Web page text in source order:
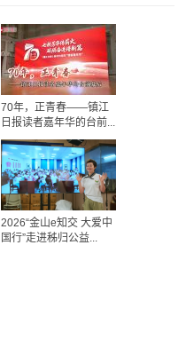
70年，正青春——镇江
日报读者嘉年华的台前...
2026“金山e知交 大爱中
国行”走进秭归公益...